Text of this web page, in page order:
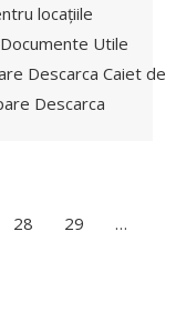
locațiile
Utile
Descarca Caiet de
Descarca
28 29
…